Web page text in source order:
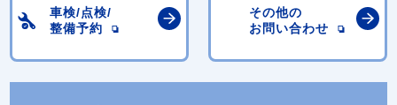
車検/点検/
整備予約
その他の
お問い合わせ